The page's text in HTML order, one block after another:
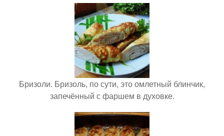
Бризоли. Бризоль, по сути, это омлетный блинчик,
запечённый с фаршем в духовке.